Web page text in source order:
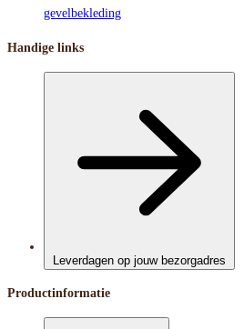
gevelbekleding
Handige links
Leverdagen op jouw bezorgadres
Productinformatie